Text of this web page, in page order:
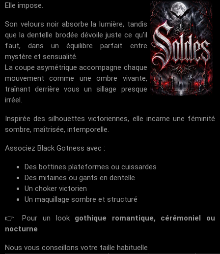
Elle impose.
Son velours noir absorbe la lumière, tandis
que la dentelle brodée dévoile juste ce qu’il
faut, dans un équilibre parfait entre
mystère et sensualité.
La coupe asymétrique accompagne chaque
mouvement comme une ombre vivante,
traînant derrière vous un sillage presque
irréel.
Inspirée des silhouettes victoriennes, elle incarne une féminité
sombre, maîtrisée, intemporelle.
Associez Black Gotness avec :
Des bottines plateformes ou cuissardes
Des mitaines ou gants en dentelle
Un choker victorien
Un maquillage sombre et structuré
👉 Pour un look gothique romantique, cérémoniel ou
nocturne
Nous vous conseillons votre taille habituelle